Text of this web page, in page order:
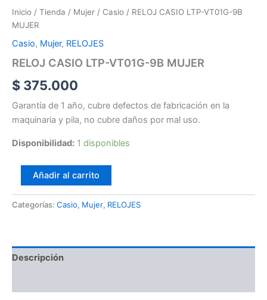
Inicio / Tienda / Mujer / Casio / RELOJ CASIO LTP-VT01G-9B
MUJER
Casio, Mujer, RELOJES
RELOJ CASIO LTP-VT01G-9B MUJER
$ 375.000
Garantía de 1 año, cubre defectos de fabricación en la
maquinaria y pila, no cubre daños por mal uso.
Disponibilidad: 1 disponibles
Añadir al carrito
Categorías: Casio, Mujer, RELOJES
Descripción